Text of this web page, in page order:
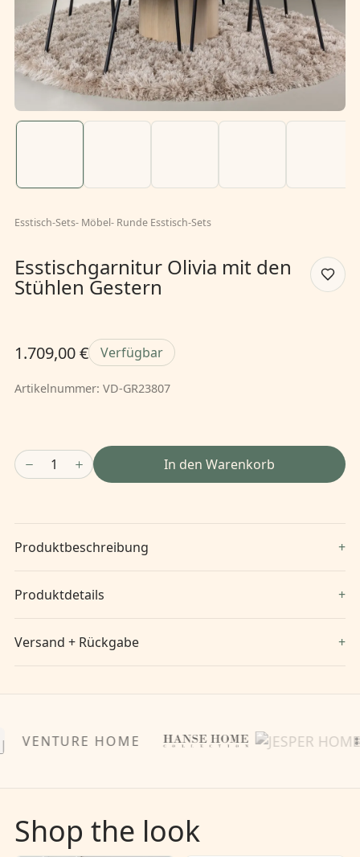
Esstisch-Sets- Möbel- Runde Esstisch-Sets
Esstischgarnitur Olivia mit den
Stühlen Gestern
1.709,00 € Verfügbar
Artikelnummer: VD-GR23807
1 In den Warenkorb
Produktbeschreibung
Produktdetails
Versand + Rückgabe
VENTURE HOME
Shop the look